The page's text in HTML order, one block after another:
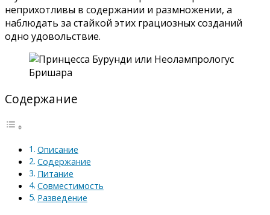
неприхотливы в содержании и размножении, а
наблюдать за стайкой этих грациозных созданий
одно удовольствие.
Содержание
Описание
Содержание
Питание
Совместимость
Разведение